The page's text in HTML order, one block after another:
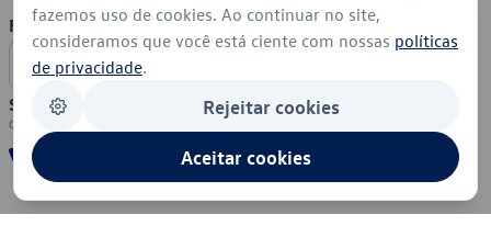
Formas de Pagamento
Segurança
fazemos uso de cookies. Ao continuar no site,
consideramos que você está ciente com nossas políticas
de privacidade.
Rejeitar cookies
Aceitar cookies